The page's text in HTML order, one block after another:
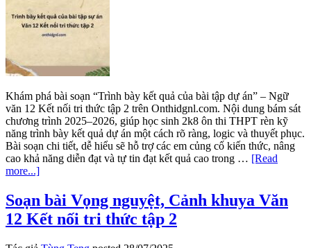
Khám phá bài soạn “Trình bày kết quả của bài tập dự án” – Ngữ
văn 12 Kết nối tri thức tập 2 trên Onthidgnl.com. Nội dung bám sát
chương trình 2025–2026, giúp học sinh 2k8 ôn thi THPT rèn kỹ
năng trình bày kết quả dự án một cách rõ ràng, logic và thuyết phục.
Bài soạn chi tiết, dễ hiểu sẽ hỗ trợ các em củng cố kiến thức, nâng
cao khả năng diễn đạt và tự tin đạt kết quả cao trong … [Read
more...]about
bày
kết
quả
bài
Soạn bài Vọng nguyệt, Cảnh khuya Văn
12 Kết nối tri thức tập 2